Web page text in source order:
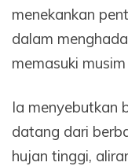
menekankan
dalam
memasuki
Ia menyebutkan
datang dari
hujan tinggi,